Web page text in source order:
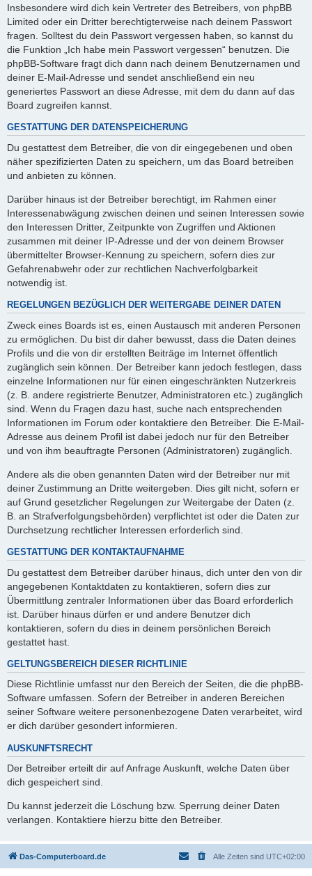
Insbesondere wird dich kein Vertreter des Betreibers, von phpBB
Limited oder ein Dritter berechtigterweise nach deinem Passwort
fragen. Solltest du dein Passwort vergessen haben, so kannst du
die Funktion „Ich habe mein Passwort vergessen“ benutzen. Die
phpBB-Software fragt dich dann nach deinem Benutzernamen und
deiner E-Mail-Adresse und sendet anschließend ein neu
generiertes Passwort an diese Adresse, mit dem du dann auf das
Board zugreifen kannst.
GESTATTUNG DER DATENSPEICHERUNG
Du gestattest dem Betreiber, die von dir eingegebenen und oben
näher spezifizierten Daten zu speichern, um das Board betreiben
und anbieten zu können.
Darüber hinaus ist der Betreiber berechtigt, im Rahmen einer
Interessenabwägung zwischen deinen und seinen Interessen sowie
den Interessen Dritter, Zeitpunkte von Zugriffen und Aktionen
zusammen mit deiner IP-Adresse und der von deinem Browser
übermittelter Browser-Kennung zu speichern, sofern dies zur
Gefahrenabwehr oder zur rechtlichen Nachverfolgbarkeit
notwendig ist.
REGELUNGEN BEZÜGLICH DER WEITERGABE DEINER DATEN
Zweck eines Boards ist es, einen Austausch mit anderen Personen
zu ermöglichen. Du bist dir daher bewusst, dass die Daten deines
Profils und die von dir erstellten Beiträge im Internet öffentlich
zugänglich sein können. Der Betreiber kann jedoch festlegen, dass
einzelne Informationen nur für einen eingeschränkten Nutzerkreis
(z. B. andere registrierte Benutzer, Administratoren etc.) zugänglich
sind. Wenn du Fragen dazu hast, suche nach entsprechenden
Informationen im Forum oder kontaktiere den Betreiber. Die E-Mail-
Adresse aus deinem Profil ist dabei jedoch nur für den Betreiber
und von ihm beauftragte Personen (Administratoren) zugänglich.
Andere als die oben genannten Daten wird der Betreiber nur mit
deiner Zustimmung an Dritte weitergeben. Dies gilt nicht, sofern er
auf Grund gesetzlicher Regelungen zur Weitergabe der Daten (z.
B. an Strafverfolgungsbehörden) verpflichtet ist oder die Daten zur
Durchsetzung rechtlicher Interessen erforderlich sind.
GESTATTUNG DER KONTAKTAUFNAHME
Du gestattest dem Betreiber darüber hinaus, dich unter den von dir
angegebenen Kontaktdaten zu kontaktieren, sofern dies zur
Übermittlung zentraler Informationen über das Board erforderlich
ist. Darüber hinaus dürfen er und andere Benutzer dich
kontaktieren, sofern du dies in deinem persönlichen Bereich
gestattet hast.
GELTUNGSBEREICH DIESER RICHTLINIE
Diese Richtlinie umfasst nur den Bereich der Seiten, die die phpBB-
Software umfassen. Sofern der Betreiber in anderen Bereichen
seiner Software weitere personenbezogene Daten verarbeitet, wird
er dich darüber gesondert informieren.
AUSKUNFTSRECHT
Der Betreiber erteilt dir auf Anfrage Auskunft, welche Daten über
dich gespeichert sind.
Du kannst jederzeit die Löschung bzw. Sperrung deiner Daten
verlangen. Kontaktiere hierzu bitte den Betreiber.
Das-Computerboard.de Alle Zeiten sind UTC+02:00